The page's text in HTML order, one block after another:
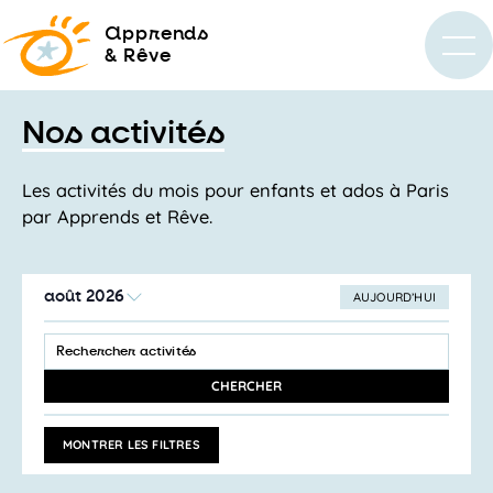
apprends
& Rêve
Nos activités
Les activités du mois pour enfants et ados à Paris
par Apprends et Rêve.
AUJOURD’HUI
août 2026
UNE
DATE.
Recherche
et
de
vues
Activités
SAISIR
MOT-
ACTIVITÉS
MOT-
CLÉ.
CHERCHER
MONTRER LES FILTRES